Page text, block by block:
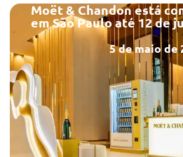
Moët & Chandon está
em São Paulo até 12 de
5 de maio de